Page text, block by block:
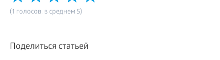
(1 голосов, в среднем 5)
Поделиться статьей